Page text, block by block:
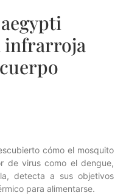
infrarroja
cómo el mosquito
de virus como el dengue,
detecta a sus objetivos
para alimentarse.